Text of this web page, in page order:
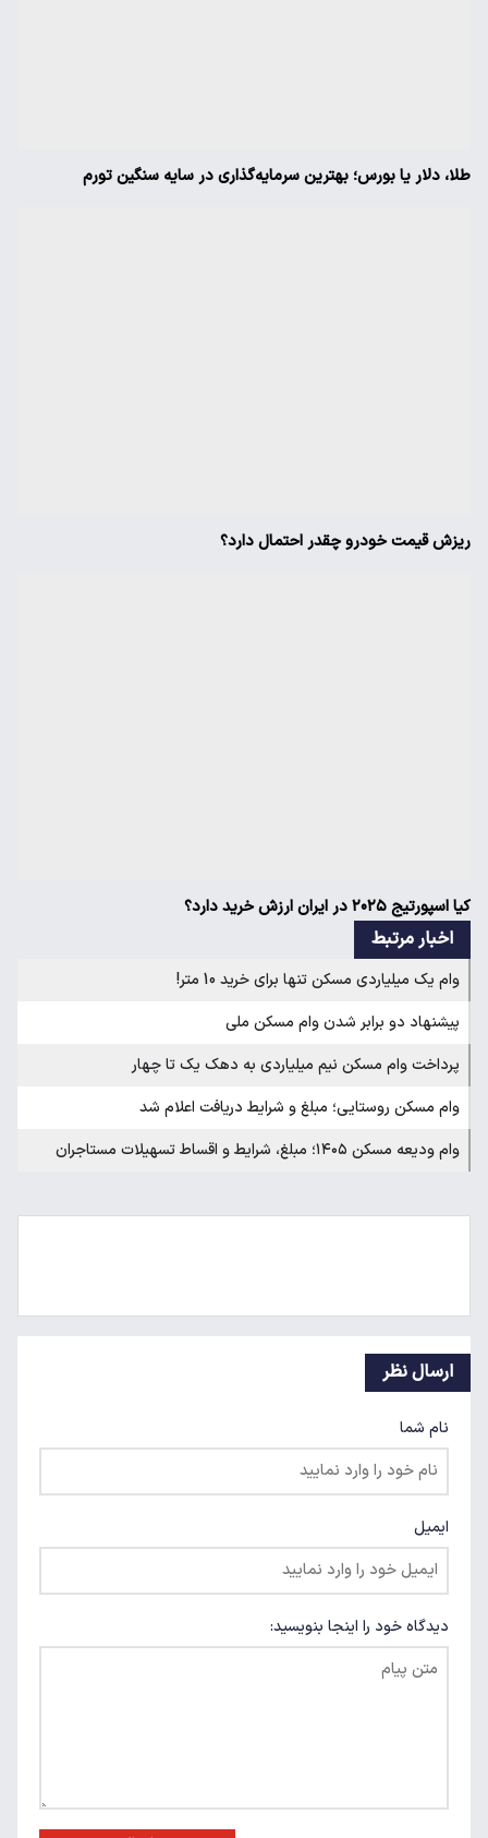
طلا، دلار یا بورس؛ بهترین سرمایه‌گذاری در سایه سنگین تورم
ریزش قیمت خودرو چقدر احتمال دارد؟
کیا اسپورتیج ۲۰۲۵ در ایران ارزش خرید دارد؟
اخبار مرتبط
وام یک میلیاردی مسکن تنها برای خرید 10 متر!
پیشنهاد دو برابر شدن وام مسکن ملی
پرداخت وام مسکن نیم میلیاردی به دهک یک تا چهار
وام مسکن روستایی؛ مبلغ و شرایط دریافت اعلام شد
وام ودیعه مسکن ۱۴۰۵؛ مبلغ، شرایط و اقساط تسهیلات مستاجران
ارسال نظر
نام شما
ایمیل
دیدگاه خود را اینجا بنویسید: